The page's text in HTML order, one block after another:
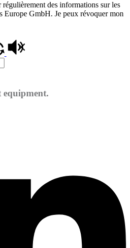
des informations sur les
Europe GmbH. Je peux révoquer mon
equipment.